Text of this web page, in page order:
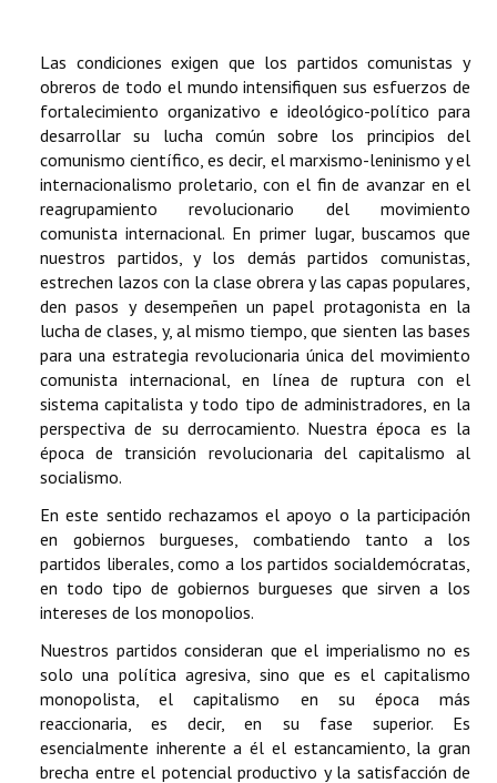
Las condiciones exigen que los partidos comunistas y
obreros de todo el mundo intensifiquen sus esfuerzos de
fortalecimiento organizativo e ideológico-político para
desarrollar su lucha común sobre los principios del
comunismo científico, es decir, el marxismo-leninismo y el
internacionalismo proletario, con el fin de avanzar en el
reagrupamiento revolucionario del movimiento
comunista internacional. En primer lugar, buscamos que
nuestros partidos, y los demás partidos comunistas,
estrechen lazos con la clase obrera y las capas populares,
den pasos y desempeñen un papel protagonista en la
lucha de clases, y, al mismo tiempo, que sienten las bases
para una estrategia revolucionaria única del movimiento
comunista internacional, en línea de ruptura con el
sistema capitalista y todo tipo de administradores, en la
perspectiva de su derrocamiento. Nuestra época es la
época de transición revolucionaria del capitalismo al
socialismo.
En este sentido rechazamos el apoyo o la participación
en gobiernos burgueses, combatiendo tanto a los
partidos liberales, como a los partidos socialdemócratas,
en todo tipo de gobiernos burgueses que sirven a los
intereses de los monopolios.
Nuestros partidos consideran que el imperialismo no es
solo una política agresiva, sino que es el capitalismo
monopolista, el capitalismo en su época más
reaccionaria, es decir, en su fase superior. Es
esencialmente inherente a él el estancamiento, la gran
brecha entre el potencial productivo y la satisfacción de